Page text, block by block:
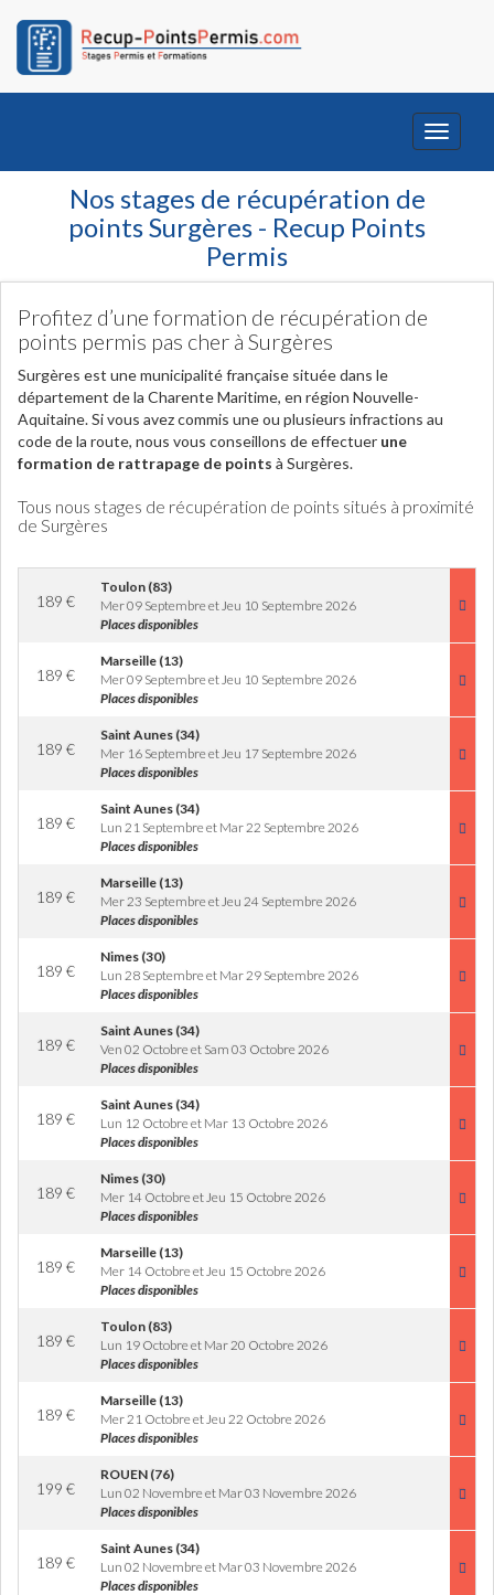
Toggle
Nos stages de récupération de
points Surgères - Recup Points
Permis
Profitez d’une formation de récupération de
points permis pas cher à Surgères
Surgères est une municipalité française située dans le
département de la Charente Maritime, en région Nouvelle-
Aquitaine. Si vous avez commis une ou plusieurs infractions au
code de la route, nous vous conseillons de effectuer une
formation de rattrapage de points à Surgères.
Tous nous stages de récupération de points situés à proximité
de Surgères
189 €
Toulon (83)
Mer 09 Septembre et Jeu 10 Septembre 2026
Places disponibles
189 €
Marseille (13)
Mer 09 Septembre et Jeu 10 Septembre 2026
Places disponibles
189 €
Saint Aunes (34)
Mer 16 Septembre et Jeu 17 Septembre 2026
Places disponibles
189 €
Saint Aunes (34)
Lun 21 Septembre et Mar 22 Septembre 2026
Places disponibles
189 €
Marseille (13)
Mer 23 Septembre et Jeu 24 Septembre 2026
Places disponibles
189 €
Nimes (30)
Lun 28 Septembre et Mar 29 Septembre 2026
Places disponibles
189 €
Saint Aunes (34)
Ven 02 Octobre et Sam 03 Octobre 2026
Places disponibles
189 €
Saint Aunes (34)
Lun 12 Octobre et Mar 13 Octobre 2026
Places disponibles
189 €
Nimes (30)
Mer 14 Octobre et Jeu 15 Octobre 2026
Places disponibles
189 €
Marseille (13)
Mer 14 Octobre et Jeu 15 Octobre 2026
Places disponibles
189 €
Toulon (83)
Lun 19 Octobre et Mar 20 Octobre 2026
Places disponibles
189 €
Marseille (13)
Mer 21 Octobre et Jeu 22 Octobre 2026
Places disponibles
199 €
ROUEN (76)
Lun 02 Novembre et Mar 03 Novembre 2026
Places disponibles
189 €
Saint Aunes (34)
Lun 02 Novembre et Mar 03 Novembre 2026
Places disponibles